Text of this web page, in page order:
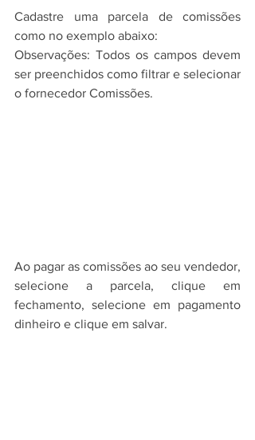
Cadastre uma parcela de comissões
como no exemplo abaixo:
Observações: Todos os campos devem
ser preenchidos como filtrar e selecionar
o fornecedor Comissões.
Ao pagar as comissões ao seu vendedor,
selecione a parcela, clique em
fechamento, selecione em pagamento
dinheiro e clique em salvar.